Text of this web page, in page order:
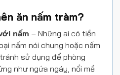
ăn nấm tràm?
nấm – Những ai có tiền
nấm nói chung hoặc nấm
sử dụng để phòng
như ngứa ngáy, nổi mề